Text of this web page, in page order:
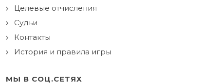
Целевые отчисления
Судьи
Контакты
История и правила игры
МЫ В СОЦ.СЕТЯХ